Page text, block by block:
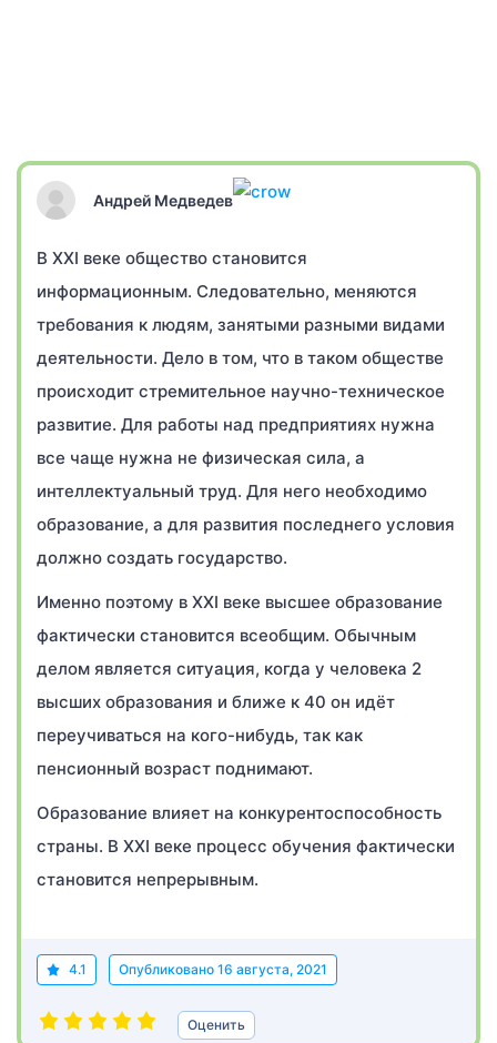
Андрей Медведев
В XXI веке общество становится
информационным. Следовательно, меняются
требования к людям, занятыми разными видами
деятельности. Дело в том, что в таком обществе
происходит стремительное научно-техническое
развитие. Для работы над предприятиях нужна
все чаще нужна не физическая сила, а
интеллектуальный труд. Для него необходимо
образование, а для развития последнего условия
должно создать государство.
Именно поэтому в XXI веке высшее образование
фактически становится всеобщим. Обычным
делом является ситуация, когда у человека 2
высших образования и ближе к 40 он идёт
переучиваться на кого-нибудь, так как
пенсионный возраст поднимают.
Образование влияет на конкурентоспособность
страны. В XXI веке процесс обучения фактически
становится непрерывным.
4.1 Опубликовано 16 августа, 2021
Оценить